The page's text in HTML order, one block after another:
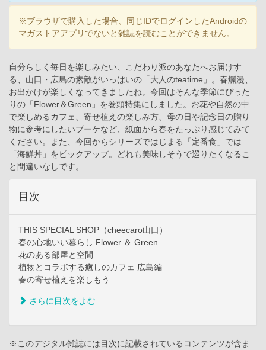
※ブラウザで購入した場合、同じIDでログインしたAndroidの
マガストアアプリでないと雑誌を読むことができません。
自分らしく毎日を楽しみたい、こだわり派のあなたへお届けす
る、山口・広島の素敵がいっぱいの「大人のteatime」。春爛漫、
お出かけが楽しくなってきましたね。今回はそんな季節にぴった
りの「Flower＆Green」を巻頭特集にしました。お花や自然の中
で楽しめるカフェ、寄せ植えの楽しみ方、母の日や記念日の贈り
物に参考にしたいブーケなど、紙面から春をたっぷり感じてみて
ください。また、今回からシリーズではじまる「定番食」では
「海鮮丼」をピックアップ。どれも美味しそうで巡りたくなるこ
と間違いなしです。
目次
THIS SPECIAL SHOP（cheecaro山口）
春の心地いい暮らし Flower ＆ Green
花のある部屋と空間
植物とコラボする癒しのカフェ 広島編
春の寄せ植えを楽しもう
さらに目次をよむ
※このデジタル雑誌には目次に記載されているコンテンツが含ま